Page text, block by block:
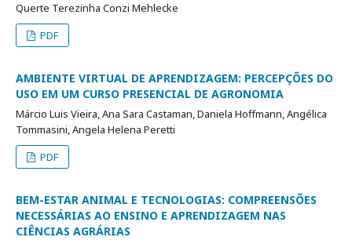
Querte Terezinha Conzi Mehlecke
PDF
AMBIENTE VIRTUAL DE APRENDIZAGEM: PERCEPÇÕES DO
USO EM UM CURSO PRESENCIAL DE AGRONOMIA
Márcio Luis Vieira, Ana Sara Castaman, Daniela Hoffmann, Angélica
Tommasini, Angela Helena Peretti
PDF
BEM-ESTAR ANIMAL E TECNOLOGIAS: COMPREENSÕES
NECESSÁRIAS AO ENSINO E APRENDIZAGEM NAS
CIÊNCIAS AGRÁRIAS